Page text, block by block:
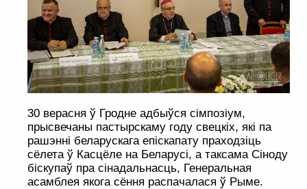
30 верасня ў Гродне адбыўся сімпозіум,
прысвечаны пастырскаму году свецкіх, які па
рашэнні беларускага епіскапату праходзіць
сёлета ў Касцёле на Беларусі, а таксама Сіноду
біскупаў пра сінадальнасць, Генеральная
асамблея якога сёння распачалася ў Рыме.